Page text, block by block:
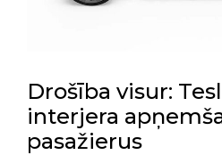
Drošība visur:
interjera
pasažierus